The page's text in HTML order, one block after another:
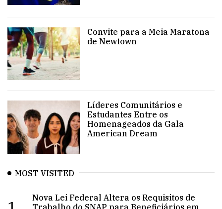
Convite para a Meia Maratona
de Newtown
Líderes Comunitários e
Estudantes Entre os
Homenageados da Gala
American Dream
MOST VISITED
Nova Lei Federal Altera os Requisitos de
Trabalho do SNAP para Beneficiários em